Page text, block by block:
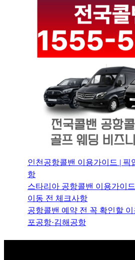
인천공항콜밴 이용가이드 | 픽
항
스타리아 공항콜밴 이용가이
이동 전 체크사항
공항콜밴 예약 전 꼭 확인할
포공항·김해공항